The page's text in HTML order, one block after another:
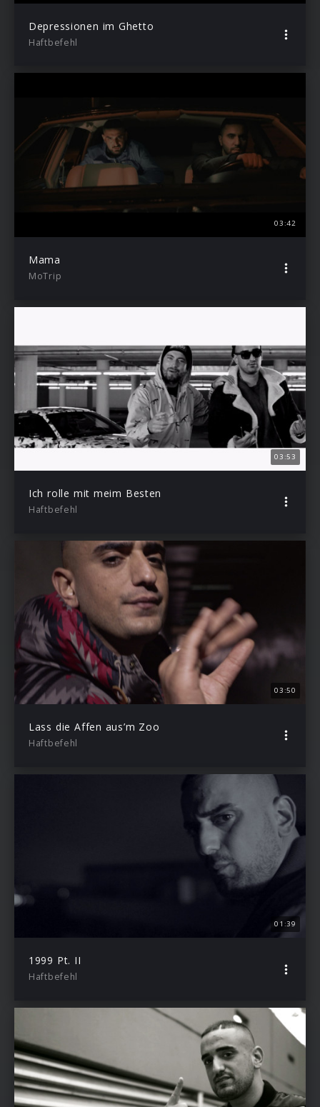
Depressionen im Ghetto
Haftbefehl
03:42
Mama
MoTrip
03:53
Ich rolle mit meim Besten
Haftbefehl
03:50
Lass die Affen aus’m Zoo
Haftbefehl
01:39
1999 Pt. II
Haftbefehl